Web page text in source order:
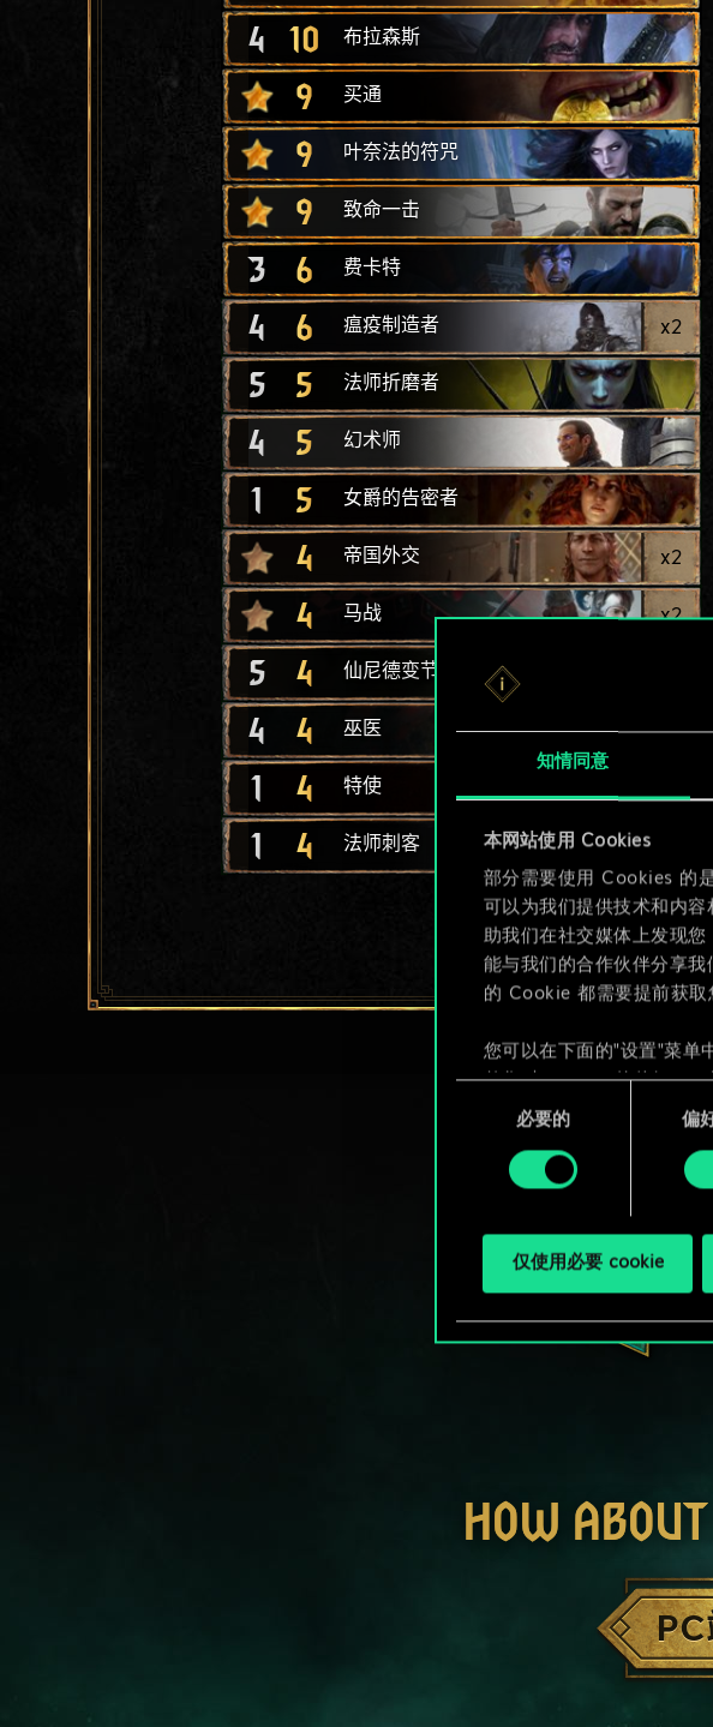
知情同意
本网站使用 Cookies
部分需要使用 Cookies 的
可以为我们提供技术和内
助我们在社交媒体上发现您
能与我们的合作伙伴分享
的 Cookie 都需要提前获取
您可以在下面的"设置"菜单
整您对 Cookie 的偏好。一
定"。
必要的 偏
仅使用必要 cookie
4 10 布拉森斯
9 买通
9 叶奈法的符咒
9 致命一击
3 6 费卡特
4 6 瘟疫制造者 x2
5 5 法师折磨者
4 5 幻术师
1 5 女爵的告密者
4 帝国外交 x2
4 马战 x2
5 4 仙尼德变节者
4 4 巫医
1 4 特使
1 4 法师刺客
HOW